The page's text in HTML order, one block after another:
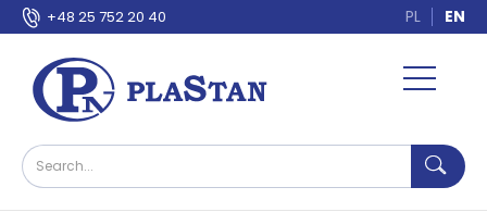
+48 25 752 20 40 PL EN